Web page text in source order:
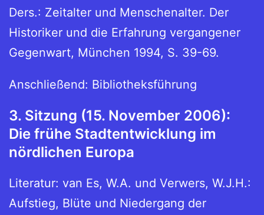
Ders.: Zeitalter und Menschenalter. Der
Historiker und die Erfahrung vergangener
Gegenwart, München 1994, S. 39-69.
Anschließend: Bibliotheksführung
3. Sitzung (15. November 2006):
Die frühe Stadtentwicklung im
nördlichen Europa
Literatur: van Es, W.A. und Verwers, W.J.H.:
Aufstieg, Blüte und Niedergang der